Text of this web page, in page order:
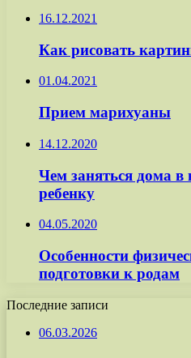
16.12.2021
Как рисовать
01.04.2021
Прием марихуаны
14.12.2020
Чем заняться дома
ребенку
04.05.2020
Особенности
подготовки к родам
Последние записи
06.03.2026